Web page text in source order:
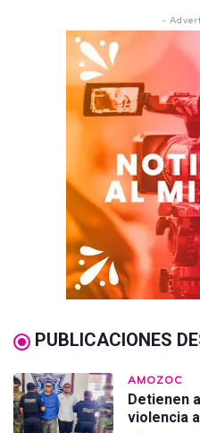
-
PUBLICACIONES
AMOZOC
Detienen
violencia